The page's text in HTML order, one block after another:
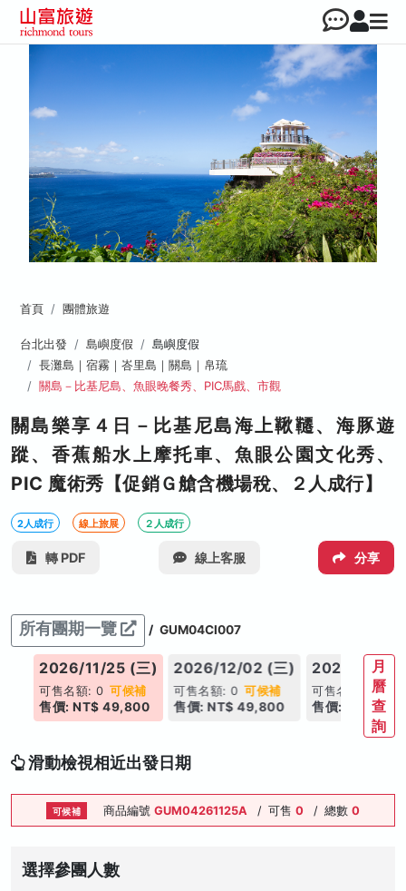
首頁 團體旅遊
台北出發 島嶼度假
島嶼度假
長灘島｜宿霧｜峇里島｜關島｜帛琉
關島－比基尼島、魚眼晚餐秀、PIC馬戲、市觀
關島樂享４日－比基尼島海上鞦韆、海豚遊
蹤、香蕉船水上摩托車、魚眼公園文化秀、
PIC 魔術秀【促銷Ｇ艙含機場稅、２人成行】
2人成行 線上旅展 ２人成行
轉 PDF 線上客服 分享
所有團期一覽 / GUM04CI007
2026/11/25 (三)
可售名額: 0 可候補
售價: NT$ 49,800
2026/12/02 (三)
可售名額: 0 可候補
售價: NT$ 49,800
2026/12/09
可售名額: 0可
售價: NT$
月
曆
查
詢
滑動檢視相近出發日期
可候補 商品編號GUM04261125A / 可售0 / 總數0
選擇參團人數